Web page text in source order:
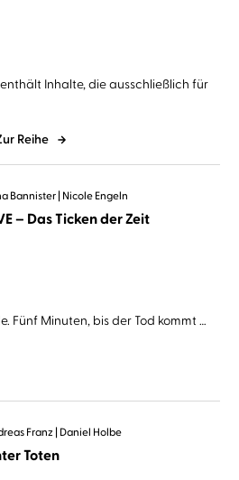
Inhalte, die ausschließlich für
Reihe
Bannister Nicole Engeln
– Das Ticken der Zeit
Fünf Minuten, bis der Tod kommt …
Franz Daniel Holbe
Toten